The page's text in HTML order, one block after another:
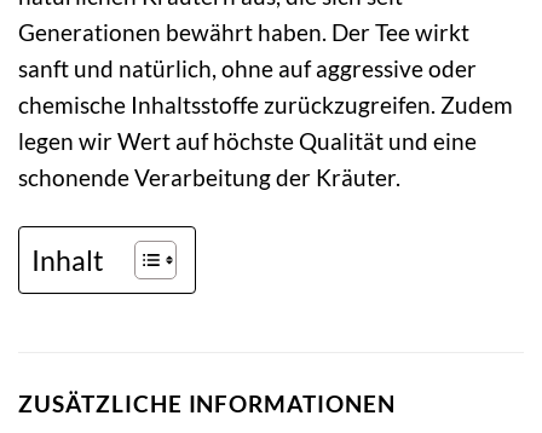
Generationen bewährt haben. Der Tee wirkt
sanft und natürlich, ohne auf aggressive oder
chemische Inhaltsstoffe zurückzugreifen. Zudem
legen wir Wert auf höchste Qualität und eine
schonende Verarbeitung der Kräuter.
Inhalt
ZUSÄTZLICHE INFORMATIONEN